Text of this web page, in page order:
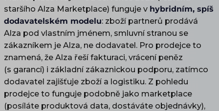
staršího Alza Marketplace) funguje v hybridním, spíš
dodavatelském modelu: zboží partnerů prodává
Alza pod vlastním jménem, smluvní stranou se
zákazníkem je Alza, ne dodavatel. Pro prodejce to
znamená, že Alza řeší fakturaci, vrácení peněz
(s garancí) i základní zákaznickou podporu, zatímco
dodavatel zajišťuje zboží a logistiku. Z pohledu
prodejce to funguje podobně jako marketplace
(posíláte produktová data, dostáváte objednávky),